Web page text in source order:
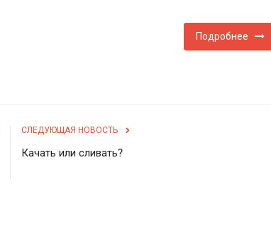
Подробнее
СЛЕДУЮЩАЯ НОВОСТЬ
Качать или сливать?